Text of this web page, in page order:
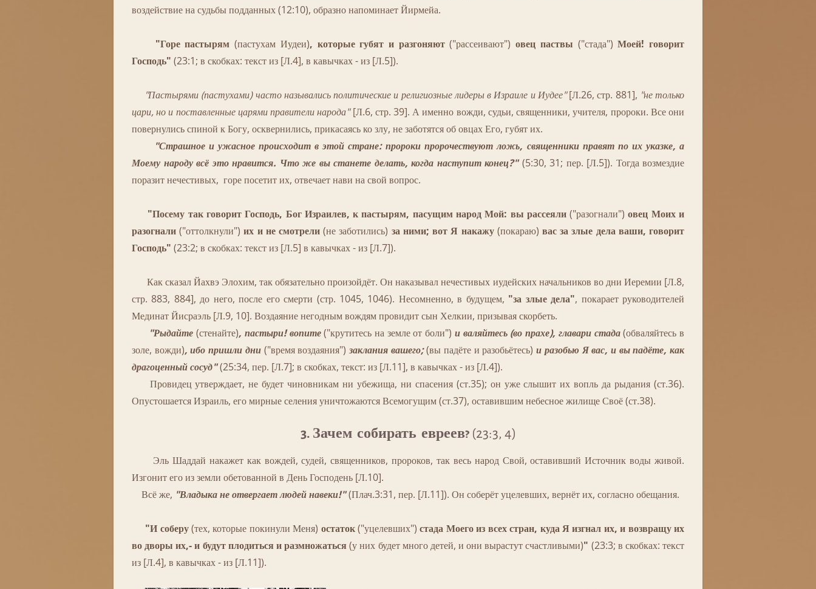
воздействие на судьбы подданных (12:10), образно напоминает Йирмейа.
"Горе пастырям (пастухам Иудеи), которые губят и разгоняют("рассеивают")овец паствы ("стада")Моей! говорит
Господь" (23:1; в скобках: текст из [Л.4], в кавычках - из [Л.5]).
"Пастырями (пастухами) часто назывались политические и религиозные лидеры в Израиле и Иудее"[Л.26, стр. 881], "не только
цари, но и поставленные царями правители народа"[Л.6, стр. 39]. А именно вожди, судьи, священники, учителя, пророки. Все они
повернулись спиной к Богу, осквернились, прикасаясь ко злу, не заботятся об овцах Его, губят их.
"Страшное и ужасное происходит в этой стране: пророки пророчествуют ложь, священники правят по их указке, а
Моему народу всё это нравится. Что же вы станете делать, когда наступит конец?"(5:30, 31; пер. [Л.5]). Тогда возмездие
поразит нечестивых, горе посетит их, отвечает нави на свой вопрос.
"Посему так говорит Господь, Бог Израилев, к пастырям, пасущим народ Мой: вы рассеяли("разогнали")овец Моих и
разогнали ("оттолкнули")их и не смотрели (не заботились) за ними; вот Я накажу(покараю) вас за злые дела ваши, говорит
Господь" (23:2; в скобках: текст из [Л.5] в кавычках - из [Л.7]).
Как сказал Йахвэ Элохим, так обязательно произойдёт. Он наказывал нечестивых иудейских начальников во дни Иеремии [Л.8,
стр. 883, 884], до него, после его смерти (стр. 1045, 1046). Несомненно, в будущем, "за злые дела", покарает руководителей
Мединат Йисраэль [Л.9, 10]. Воздаяние негодным вождям провидит сын Хелкии, призывая скорбеть.
"Рыдайте(стенайте), пастыри! вопите ("крутитесь на земле от боли") и валяйтесь (во прахе), главари стада(обваляйтесь в
золе, вожди), ибо пришли дни("время воздаяния") заклания вашего;(вы падёте и разобьётесь)и разобью Я вас, и вы падёте, как
драгоценный сосуд"(25:34, пер. [Л.7]; в скобках, текст: из [Л.11], в кавычках - из [Л.4]).
Провидец утверждает, не будет чиновникам ни убежища, ни спасения (ст.35); он уже слышит их вопль да рыдания (ст.36).
Опустошается Израиль, его мирные селения уничтожаются Всемогущим (ст.37), оставившим небесное жилище Своё (ст.38).
3. Зачем собирать евреев?(23:3, 4)
Эль Шаддай накажет как вождей, судей, священников, пророков, так весь народ Свой, оставивший Источник воды живой.
Изгонит его из земли обетованной в День Господень [Л.10].
Всё же, "Владыка не отвергает людей навеки!"(Плач.3:31, пер. [Л.11]). Он соберёт уцелевших, вернёт их, согласно обещания.
"И соберу(тех, которые покинули Меня) остаток("уцелевших")стада Моего из всех стран, куда Я изгнал их, и возвращу их
во дворы их,- и будут плодиться иразмножаться (у них будет много детей, и они вырастут счастливыми)" (23:3; в скобках: текст
из [Л.4], в кавычках - из [Л.11]).